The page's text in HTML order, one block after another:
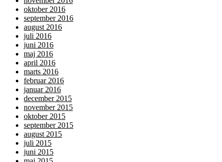
oktober 2016
september 2016
august 2016
juli 2016
juni 2016
maj 2016
april 2016
marts 2016
februar 2016
januar 2016
december 2015
november 2015
oktober 2015
september 2015
august 2015
juli 2015
juni 2015